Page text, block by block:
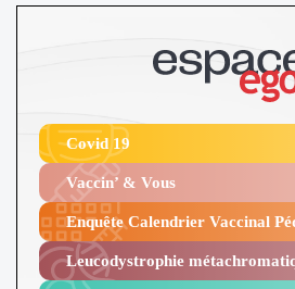
Covid 19
Vaccin’ & Vous
Enquête Calendrier Vaccinal
Leucodystrophie